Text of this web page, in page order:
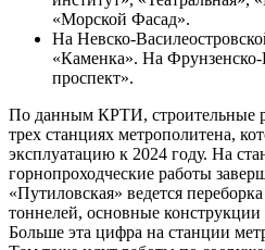
«Морской Фасад».
На Невско-
«Каменка». На
проспект».
По данным КРТИ, строительные
трех станциях метрополитена,
эксплуатацию к 2024 году. На
горнопроходческие работы
«Путиловская» ведется
тоннелей, основные
Больше эта цифра на станции